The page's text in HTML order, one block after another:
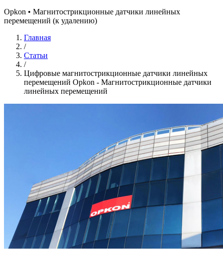
Opkon • Магнитострикционные датчики линейных
перемещений (к удалению)
Главная
/
Статьи
/
Цифровые магнитострикционные датчики линейных
перемещений Opkon - Магнитострикционные датчики
линейных перемещений